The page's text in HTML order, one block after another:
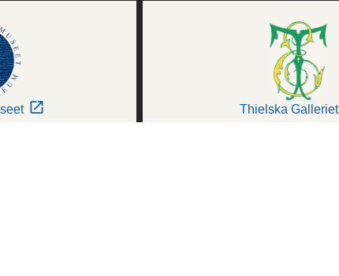
Thielska Galleriet